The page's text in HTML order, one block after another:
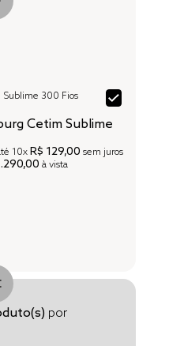
Sublime 300 Fios
10x R$ 129,00 sem juros
à vista
por